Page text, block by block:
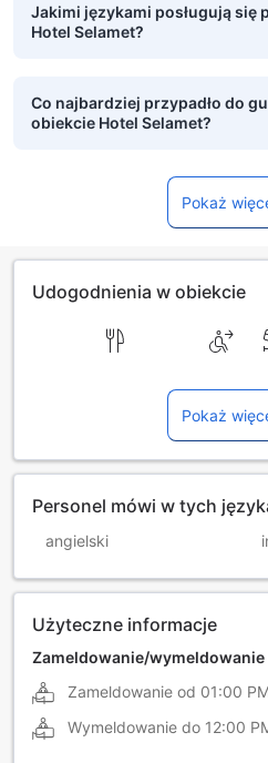
Jakimi językami posługują się
Hotel Selamet?
Co najbardziej przypadło do
obiekcie Hotel Selamet?
Pokaż
Udogodnienia w obiekcie
Pokaż
Personel mówi w tych
angielski
Użyteczne informacje
Zameldowanie/wymeldowanie
Zameldowanie od 01:00
Wymeldowanie do 12:00